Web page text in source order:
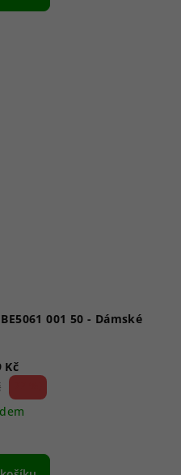
Benetton sluneční brýle BE5061 001 50 - Dámské
Kč